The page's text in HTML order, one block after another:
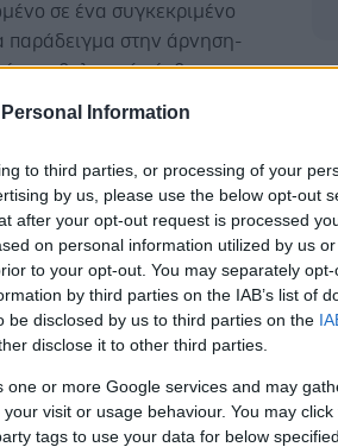
Information
to third parties, or processing of your
by us, please use the below opt-out
after your opt-out request is processed
on personal information utilized by us
to your opt-out. You may separately
by third parties on the IAB’s list of
be disclosed by us to third parties on the
disclose it to other third parties.
one or more Google services and may
visit or usage behaviour. You may
tags to use your data for below
σε ένα συγκεκριμένο
παράδειγμα στην άρνηση-
παθολογικό πένθος και
παράλογα συναισθήματα
και η εκτεταμένη
θάνατο του αγαπημένου
ως η φάση της